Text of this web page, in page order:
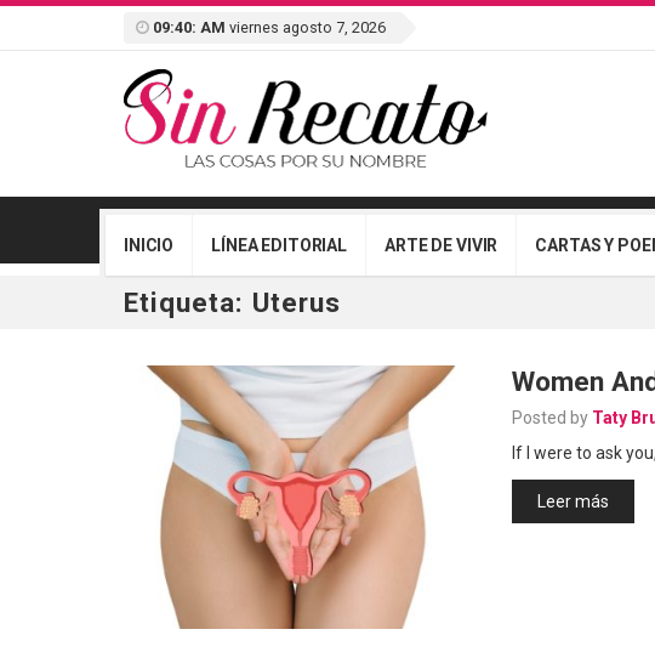
09:40: AM viernes agosto 7, 2026
INICIO LÍNEA EDITORIAL ARTE DE VIVIR CARTAS Y
Etiqueta: Uterus
Women
Posted by Taty
If I were to ask
Leer más